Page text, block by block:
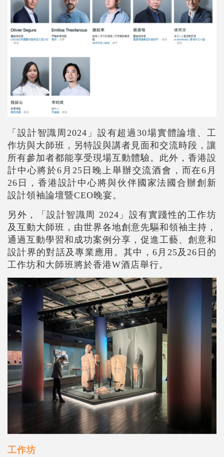
「設計智識周 2024 」設有超過30場實體論壇、工
作坊與大師班，另特設與講者見面和交流時段，讓
所有參加者都能享受現場互動體驗。此外，香港設
計中心將於6 月 25 日晚上舉辦交流酒會，而在6 月
26 日，香港設計中心將與伙伴國家法國合辦創新
設計領袖論壇暨CEO晚宴。
另外，「設計智識周
2024 」設有實踐性的工作坊
及互動大師班，由世界各地創意先驅和領袖主持，
通過互動學習和成功案例分享，促進工藝、創意和
設計界的對話及專業應用。其中， 6 月 25及 26 日的
工作坊和大師班將於香港W酒店舉行。
工作坊